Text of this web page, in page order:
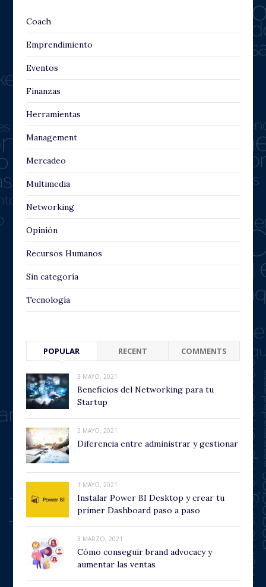
Coach
Emprendimiento
Eventos
Finanzas
Herramientas
Management
Mercadeo
Multimedia
Networking
Opinión
Recursos Humanos
Sin categoría
Tecnología
POPULAR RECENT COMMENTS
3 MAYO, 2021
Beneficios del Networking para tu
Startup
2 MAYO, 2021
Diferencia entre administrar y gestionar
1 MAYO, 2021
Instalar Power BI Desktop y crear tu
primer Dashboard paso a paso
3 MARZO, 2021
Cómo conseguir brand advocacy y
aumentar las ventas